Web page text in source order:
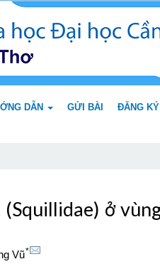
DẪN GỬI BÀI ĐĂNG KÝ
ở
Vũ*